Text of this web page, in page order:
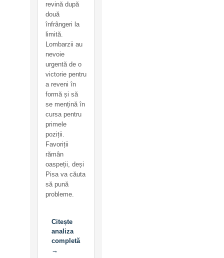
revină după
două
înfrângeri la
limită.
Lombarzii au
nevoie
urgentă de o
victorie pentru
a reveni în
formă și să
se mențină în
cursa pentru
primele
poziții.
Favoriții
rămân
oaspeții, deși
Pisa va căuta
să pună
probleme.
Citește
analiza
completă
→